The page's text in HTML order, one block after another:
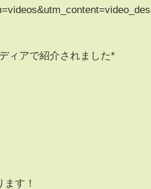
ィアで紹介されました*
す！